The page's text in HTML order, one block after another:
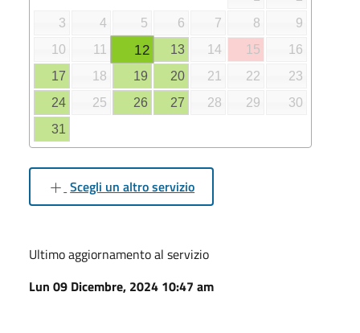
3
4 5 6 7 8
9
10
11 12 13 14 15
16
17
18 19 20 21 22
23
24
25 26 27 28 29
30
31
Scegli un altro servizio
Ultimo aggiornamento al servizio
Lun 09 Dicembre, 2024 10:47 am